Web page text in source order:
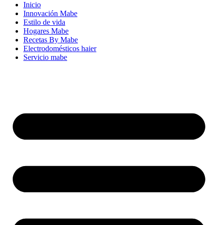
Inicio
Innovación Mabe
Estilo de vida
Hogares Mabe
Recetas By Mabe
Electrodomésticos haier
Servicio mabe